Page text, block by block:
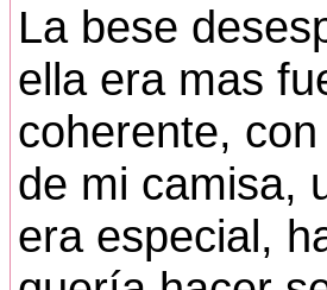
La bese
ella era mas
coherente,
de mi camisa,
era especial,